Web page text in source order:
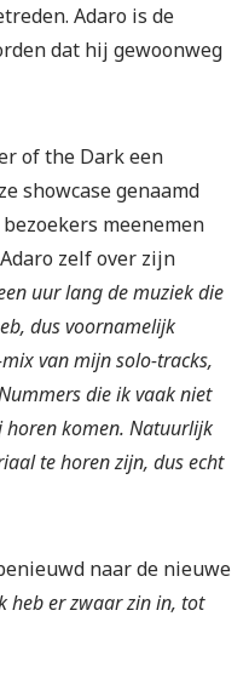
Adaro is de
dat hij gewoonweg
of the Dark een
showcase genaamd
meenemen
zelf over zijn
uur lang de muziek die
dus voornamelijk
van mijn solo-tracks,
die ik vaak niet
horen komen. Natuurlijk
te horen zijn, dus echt
naar de nieuwe
heb er zwaar zin in, tot